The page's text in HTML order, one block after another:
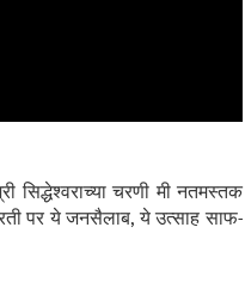
सिद्धेश्वराच्या चरणी मी नतमस्तक
पर ये जनसैलाब,ये उत्साह साफ-